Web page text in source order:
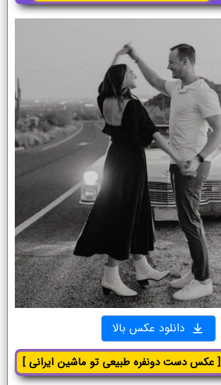
دانلود عکس بالا
[ عکس دست دونفره طبیعی تو ماشین ایرانی ]